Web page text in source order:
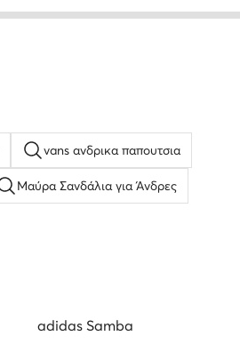
vans ανδρικα παπουτσια
Μαύρα Σανδάλια για Άνδρες
adidas Samba